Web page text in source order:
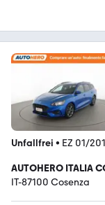
Unfallfrei • EZ 01/
AUTOHERO ITALIA
IT-87100 Cosenza